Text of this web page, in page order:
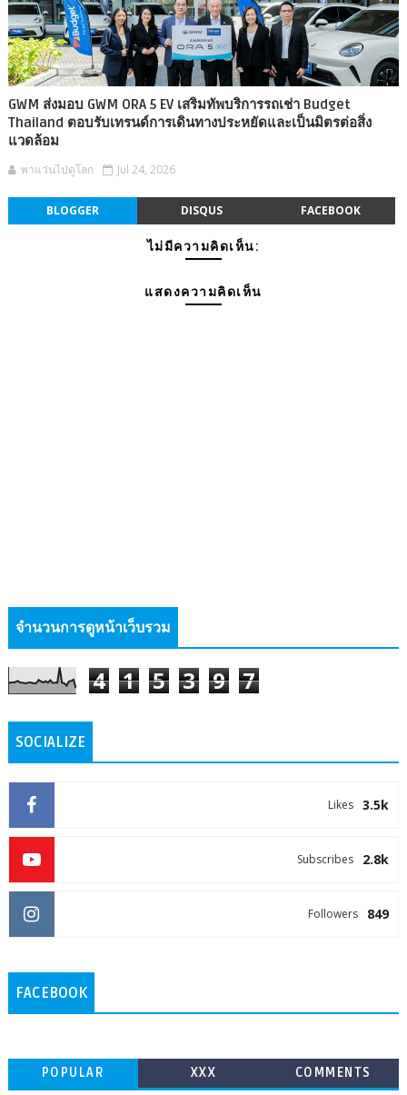
GWM ส่งมอบ GWM ORA 5 EV เสริมทัพบริการรถเช่า Budget
Thailand ตอบรับเทรนด์การเดินทางประหยัดและเป็นมิตรต่อสิ่ง
แวดล้อม
พาแว่นไปดูโลก Jul 24, 2026
BLOGGER DISQUS FACEBOOK
ไม่มีความคิดเห็น:
แสดงความคิดเห็น
จำนวนการดูหน้าเว็บรวม
4 1 5 3 9 7
SOCIALIZE
3.5k
Likes
2.8k
Subscribes
849
Followers
FACEBOOK
POPULAR XXX COMMENTS